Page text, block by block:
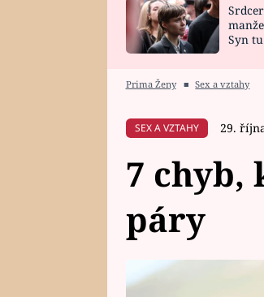
HOROSKOP NA
Syn
Prima Ženy ■ Sex a vztahy
SEX A VZTAHY 29.
7 chyb,
páry